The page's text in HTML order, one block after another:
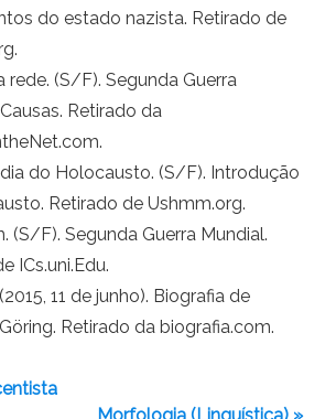
do estado nazista. Retirado de
rede. (S/F). Segunda Guerra
Retirado da
do Holocausto. (S/F). Introdução
Retirado de Ushmm.org.
(S/F). Segunda Guerra Mundial.
ICs.uni.Edu.
11 de junho). Biografia de
Retirado da biografia.com.